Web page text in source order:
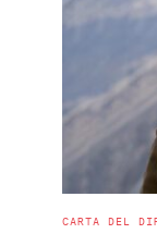
CARTA DEL